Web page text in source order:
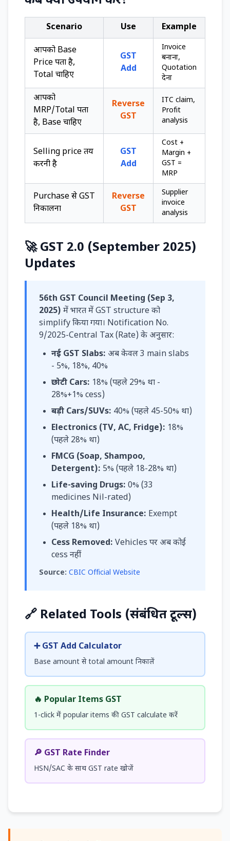
Scenario Use Example
आपको Base
Price पता है,
Total चाहिए
GST
Add
Invoice
बनाना,
Quotation
देना
आपको
MRP/Total पता
है, Base चाहिए
Reverse
GST
ITC claim,
Profit
analysis
Selling price तय
करनी है
GST
Add
Cost +
Margin +
GST =
MRP
Purchase से GST
निकालना
Reverse
GST
Supplier
invoice
analysis
🚀 GST 2.0 (September 2025)
Updates
56th GST Council Meeting (Sep 3,
2025) में भारत में GST structure को
simplify किया गया। Notification No.
9/2025-Central Tax (Rate) के अनुसार:
नई GST Slabs: अब केवल 3 main slabs
- 5%, 18%, 40%
छोटी Cars: 18% (पहले 29% था -
28%+1% cess)
बड़ी Cars/SUVs: 40% (पहले 45-50% था)
Electronics (TV, AC, Fridge): 18%
(पहले 28% था)
FMCG (Soap, Shampoo,
Detergent): 5% (पहले 18-28% था)
Life-saving Drugs: 0% (33
medicines Nil-rated)
Health/Life Insurance: Exempt
(पहले 18% था)
Cess Removed: Vehicles पर अब कोई
cess नहीं
Source: CBIC Official Website
🔗 Related Tools (संबंधित टूल्स)
➕ GST Add Calculator
Base amount से total amount निकालें
🔥 Popular Items GST
1-click में popular items की GST calculate करें
🔎 GST Rate Finder
HSN/SAC के साथ GST rate खोजें